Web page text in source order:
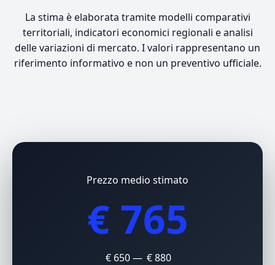
La stima è elaborata tramite modelli comparativi
territoriali, indicatori economici regionali e analisi
delle variazioni di mercato. I valori rappresentano un
riferimento informativo e non un preventivo ufficiale.
Prezzo medio stimato
€ 765
€ 650 — € 880